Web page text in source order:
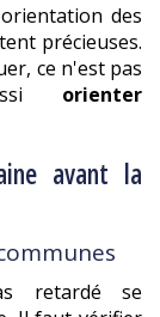
des
précieuses.
ce n'est pas
orienter
avant la
retardé se